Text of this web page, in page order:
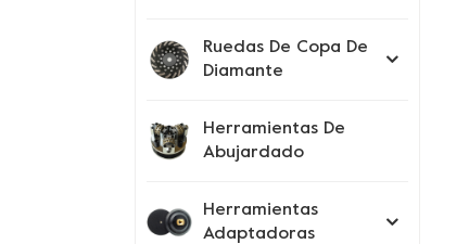
Ruedas De Copa De
Diamante
Herramientas De
Abujardado
Herramientas
Adaptadoras